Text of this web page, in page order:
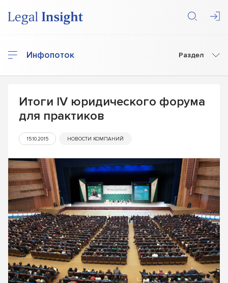
Инфопоток Раздел
Итоги IV юридического форума
для практиков
15.10.2015 НОВОСТИ КОМПАНИЙ